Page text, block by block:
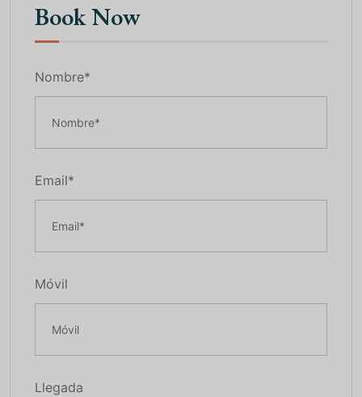
Book Now
Nombre*
Email*
Móvil
Llegada